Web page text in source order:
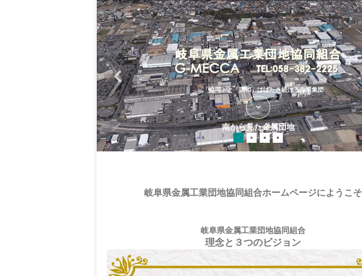
「協同」と「調和」はばたき続ける企業集団
南から見た金属団地
Next
岐阜県金属工業団地協同組合ホームページにようこそ
岐阜県金属工業団地協同組合
理念と３つのビジョン